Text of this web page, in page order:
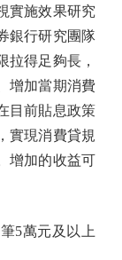
施效果研究
銀行研究團隊
拉得足夠長，
增加當期消費
目前貼息政策
實現消費貸規
增加的收益可
5萬元及以上